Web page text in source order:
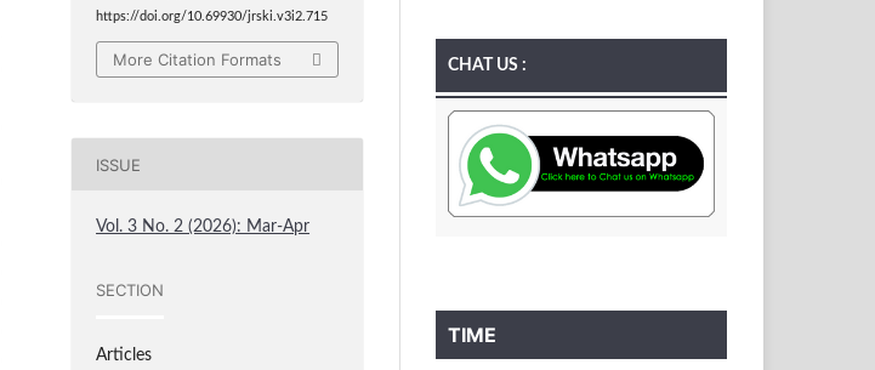
https://doi.org/10.69930/jrski.v3i2.715
More Citation Formats
ISSUE
Vol. 3 No. 2 (2026): Mar-Apr
SECTION
Articles
CHAT US :
TIME